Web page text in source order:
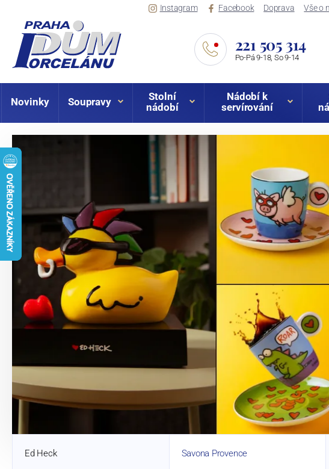
Instagram Facebook Doprava Vše o
221 505 314
Po-Pá 9-18, So 9-14
Novinky Soupravy
Stolní
nádobí
Nádobí k
servírování
Ed Heck Savona Provence